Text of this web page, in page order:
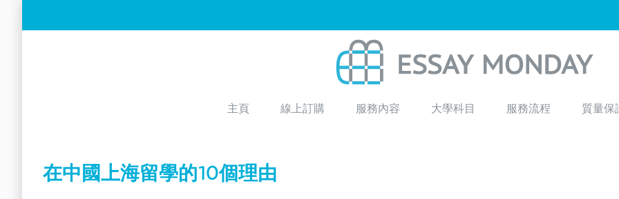
主頁 線上訂購 服務內容 大學科目 服務流程 質量保
在中國上海留學的10個理由